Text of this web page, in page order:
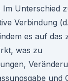
Im Unterschied
Verbindung
es auf das
was zu
und